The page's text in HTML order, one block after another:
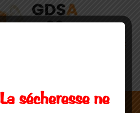
La sécheresse ne